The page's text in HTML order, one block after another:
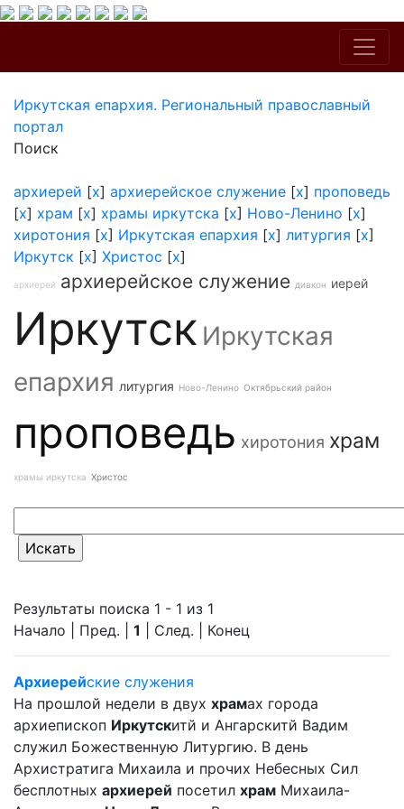
Иркутская епархия. Региональный православный
портал
Поиск
архиерей [x] архиерейское служение [x] проповедь
[x] храм [x] храмы иркутска [x] Ново-Ленино [x]
хиротония [x] Иркутская епархия [x] литургия [x]
Иркутск [x] Христос [x]
архиерей архиерейское служение диакон иерей
Иркутск Иркутская
епархия литургия Ново-Ленино Октябрьский район
проповедь хиротония храм
храмы иркутска Христос
Результаты поиска 1 - 1 из 1
Начало | Пред. | 1 | След. | Конец
Архиерейские служения
На прошлой недели в двух храмах города
архиепископ Иркутскитй и Ангарскитй Вадим
служил Божественную Литургию. В день
Архистратига Михаила и прочих Небесных Сил
бесплотных архиерей посетил храм Михаила-